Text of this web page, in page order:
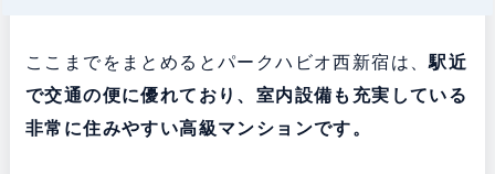
ここまでをまとめるとパークハビオ西新宿は、駅近
で交通の便に優れており、室内設備も充実している
非常に住みやすい高級マンションです。